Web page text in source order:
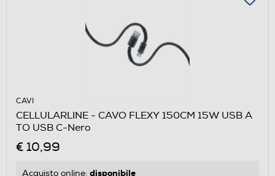
CAVI
CELLULARLINE - CAVO FLEXY 150CM 15W USB A
TO USB C-Nero
€ 10,99
Acquisto online: disponibile